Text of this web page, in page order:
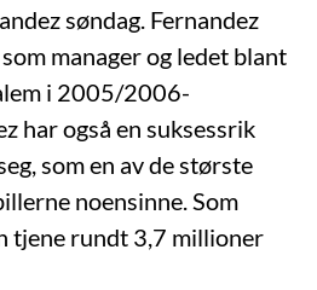
søndag. Fernandez
manager og ledet blant
i 2005/2006-
har også en suksessrik
som en av de største
noensinne. Som
tjene rundt 3,7 millioner